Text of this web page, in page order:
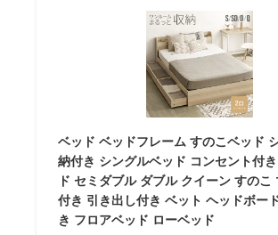
ベッド ベッドフレーム すのこベッド
納付き シングルベッド コンセント付
ド セミダブル ダブル クイーン すのこ
付き 引き出し付き ベット ヘッドボー
き フロアベッド ローベッド